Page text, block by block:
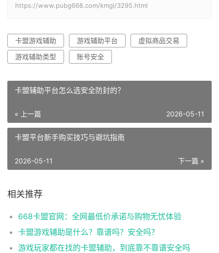
https://www.pubg668.com/kmgl/3295.html
卡盟游戏辅助 游戏辅助平台
虚拟商品交易
游戏辅助类型
账号安全
卡盟辅助平台怎么选安全防封的？
« 上一篇 2026-05-11
卡盟平台新手购买技巧与避坑指南
下一篇 »
2026-05-11
相关推荐
668卡盟官网：全网最低价承诺与购物无忧体验
卡盟游戏辅助是什么？靠谱吗？安全吗？
游戏玩家都在找的卡盟辅助，到底靠不靠谱安全吗